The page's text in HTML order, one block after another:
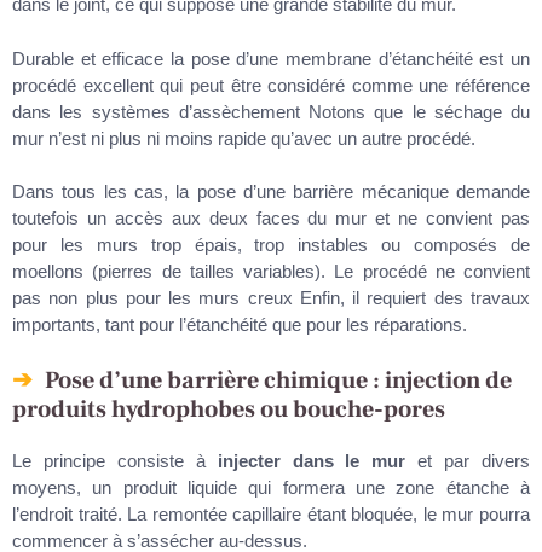
dans le joint, ce qui suppose une grande stabilité du mur.
Durable et efficace la pose d’une membrane d’étanchéité est un
procédé excellent qui peut être considéré comme une référence
dans les systèmes d’assèchement Notons que le séchage du
mur n’est ni plus ni moins rapide qu’avec un autre procédé.
Dans tous les cas, la pose d’une barrière mécanique demande
toutefois un accès aux deux faces du mur et ne convient pas
pour les murs trop épais, trop instables ou composés de
moellons (pierres de tailles variables). Le procédé ne convient
pas non plus pour les murs creux Enfin, il requiert des travaux
importants, tant pour l’étanchéité que pour les réparations.
Pose d’une barrière chimique : injection de
produits hydrophobes ou bouche-pores
Le principe consiste à injecter dans le mur et par divers
moyens, un produit liquide qui formera une zone étanche à
l’endroit traité. La remontée capillaire étant bloquée, le mur pourra
commencer à s’assécher au-dessus.